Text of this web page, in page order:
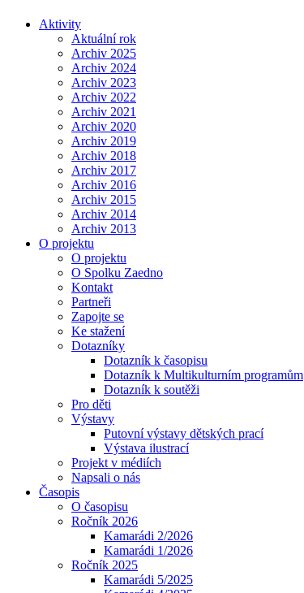
Aktivity
Aktuální rok
Archiv 2025
Archiv 2024
Archiv 2023
Archiv 2022
Archiv 2021
Archiv 2020
Archiv 2019
Archiv 2018
Archiv 2017
Archiv 2016
Archiv 2015
Archiv 2014
Archiv 2013
O projektu
O projektu
O Spolku Zaedno
Kontakt
Partneři
Zapojte se
Ke stažení
Dotazníky
Dotazník k časopisu
Dotazník k Multikulturním programům
Dotazník k soutěži
Pro děti
Výstavy
Putovní výstavy dětských prací
Výstava ilustrací
Projekt v médiích
Napsali o nás
Časopis
O časopisu
Ročník 2026
Kamarádi 2/2026
Kamarádi 1/2026
Ročník 2025
Kamarádi 5/2025